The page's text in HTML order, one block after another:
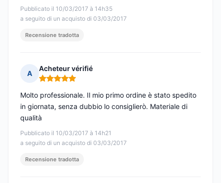
Pubblicato il 10/03/2017 à 14h35
a seguito di un acquisto di 03/03/2017
Recensione tradotta
A
Acheteur vérifié
Nota: 5 su 5
Pubblicato il 10/03/2017 à 14h21
a seguito di un acquisto di 03/03/2017
Molto professionale. Il mio primo ordine è stato spedito
in giornata, senza dubbio lo consiglierò. Materiale di
qualità
Recensione tradotta